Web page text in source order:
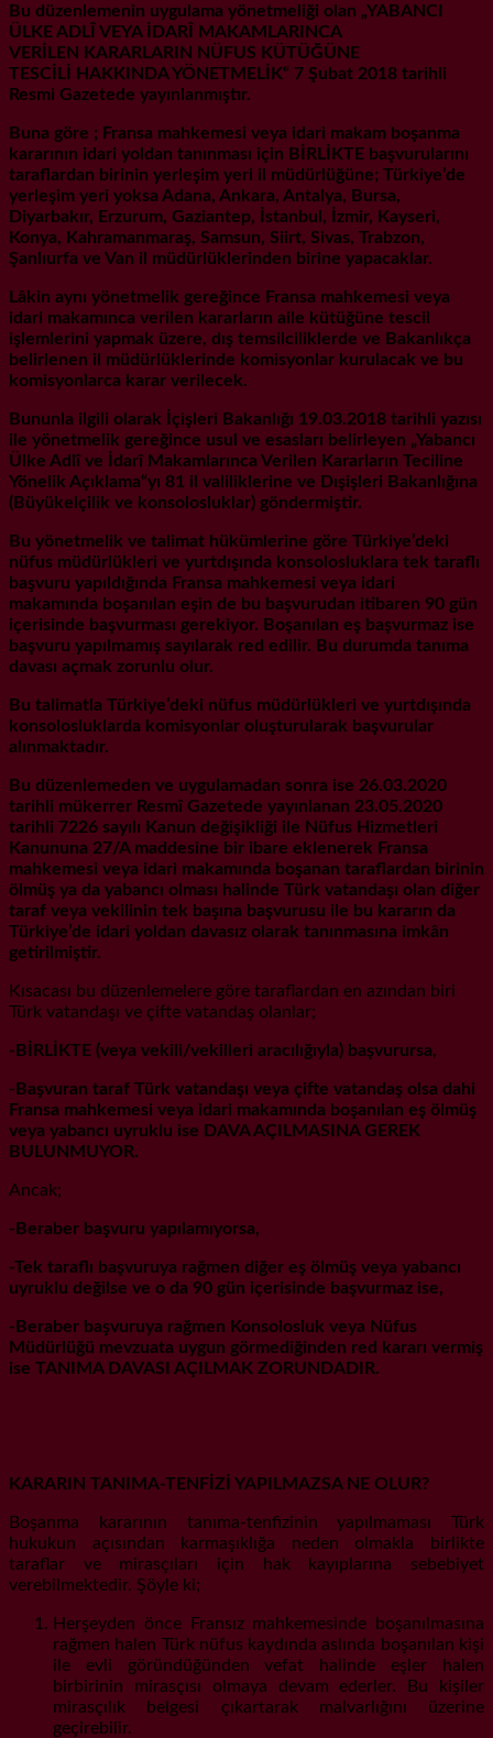
Bu düzenlemenin uygulama yönetmeliği olan „YABANCI
ÜLKE ADLÎ VEYA İDARÎ MAKAMLARINCA
VERİLEN KARARLARIN NÜFUS KÜTÜĞÜNE
TESCİLİ HAKKINDA YÖNETMELİK“ 7 Şubat 2018 tarihli
Resmi Gazetede yayınlanmıştır.
Buna göre ; Fransa mahkemesi veya idari makam boşanma
kararının idari yoldan tanınması için BİRLİKTE başvurularını
taraflardan birinin yerleşim yeri il müdürlüğüne; Türkiye’de
yerleşim yeri yoksa Adana, Ankara, Antalya, Bursa,
Diyarbakır, Erzurum, Gaziantep, İstanbul, İzmir, Kayseri,
Konya, Kahramanmaraş, Samsun, Siirt, Sivas, Trabzon,
Şanlıurfa ve Van il müdürlüklerinden birine yapacaklar.
Lâkin aynı yönetmelik gereğince Fransa mahkemesi veya
idari makamınca verilen kararların aile kütüğüne tescil
işlemlerini yapmak üzere, dış temsilciliklerde ve Bakanlıkça
belirlenen il müdürlüklerinde komisyonlar kurulacak ve bu
komisyonlarca karar verilecek.
Bununla ilgili olarak İçişleri Bakanlığı 19.03.2018 tarihli yazısı
ile yönetmelik gereğince usul ve esasları belirleyen „Yabancı
Ülke Adlî ve İdarî Makamlarınca Verilen Kararların Teciline
Yönelik Açıklama“yı 81 il valiliklerine ve Dışişleri Bakanlığına
(Büyükelçilik ve konsolosluklar) göndermiştir.
Bu yönetmelik ve talimat hükümlerine göre Türkiye’deki
nüfus müdürlükleri ve yurtdışında konsolosluklara tek taraflı
başvuru yapıldığında Fransa mahkemesi veya idari
makamında boşanılan eşin de bu başvurudan itibaren 90 gün
içerisinde başvurması gerekiyor. Boşanılan eş başvurmaz ise
başvuru yapılmamış sayılarak red edilir. Bu durumda tanıma
davası açmak zorunlu olur.
Bu talimatla Türkiye’deki nüfus müdürlükleri ve yurtdışında
konsolosluklarda komisyonlar oluşturularak başvurular
alınmaktadır.
Bu düzenlemeden ve uygulamadan sonra ise 26.03.2020
tarihli mükerrer Resmî Gazetede yayınlanan 23.05.2020
tarihli 7226 sayılı Kanun değişikliği ile Nüfus Hizmetleri
Kanununa 27/A maddesine bir ibare eklenerek Fransa
mahkemesi veya idari makamında boşanan taraflardan birinin
ölmüş ya da yabancı olması halinde Türk vatandaşı olan diğer
taraf veya vekilinin tek başına başvurusu ile bu kararın da
Türkiye’de idari yoldan davasız olarak tanınmasına imkân
getirilmiştir.
Kısacası bu düzenlemelere göre taraflardan en azından biri
Türk vatandaşı ve çifte vatandaş olanlar;
-BİRLİKTE (veya vekili/vekilleri aracılığıyla) başvurursa,
-Başvuran taraf Türk vatandaşı veya çifte vatandaş olsa dahi
Fransa mahkemesi veya idari makamında boşanılan eş ölmüş
veya yabancı uyruklu ise DAVA AÇILMASINA GEREK
BULUNMUYOR.
Ancak;
-Beraber başvuru yapılamıyorsa,
-Tek taraflı başvuruya rağmen diğer eş ölmüş veya yabancı
uyruklu değilse ve o da 90 gün içerisinde başvurmaz ise,
-Beraber başvuruya rağmen Konsolosluk veya Nüfus
Müdürlüğü mevzuata uygun görmediğinden red kararı vermiş
ise TANIMA DAVASI AÇILMAK ZORUNDADIR.
KARARIN TANIMA-TENFİZİ YAPILMAZSA NE OLUR?
Boşanma kararının tanıma-tenfizinin yapılmaması Türk
hukukun açısından karmaşıklığa neden olmakla birlikte
taraflar ve mirasçıları için hak kayıplarına sebebiyet
verebilmektedir. Şöyle ki;
Herşeyden önce Fransız mahkemesinde boşanılmasına
rağmen halen Türk nüfus kaydında aslında boşanılan kişi
ile evli göründüğünden vefat halinde eşler halen
birbirinin mirasçısı olmaya devam ederler. Bu kişiler
mirasçılık belgesi çıkartarak malvarlığını üzerine
geçirebilir.